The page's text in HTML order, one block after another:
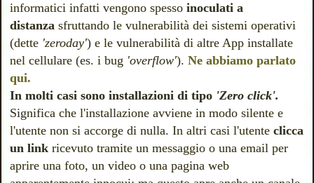
informatici infatti vengono spessoinoculati a
distanza sfruttando le vulnerabilità dei sistemi operativi
(dette 'zeroday') e le vulnerabilità di altre App installate
nel cellulare (es. i bug 'overflow').Ne abbiamo parlato
qui.
In molti casi sono installazioni di tipo 'Zero click'.
Significa che l'installazione avviene in modo silente e
l'utente non si accorge di nulla. In altri casi l'utenteclicca
un link ricevuto tramite un messaggio o una email per
aprire una foto, un video o una pagina web